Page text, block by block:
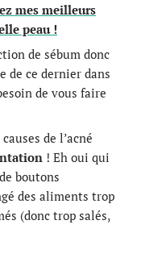
mes meilleurs
peau !
de sébum donc
de ce dernier dans
de vous faire
de l’acné
! Eh oui qui
boutons
des aliments trop
(donc trop salés,